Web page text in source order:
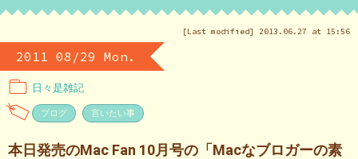
[Last modified] 2013.06.27 at 15:56
2011 08/29 Mon.
日々是雑記
ブログ 言いたい事
本日発売のMac Fan 10月号の「Macなブロガーの素